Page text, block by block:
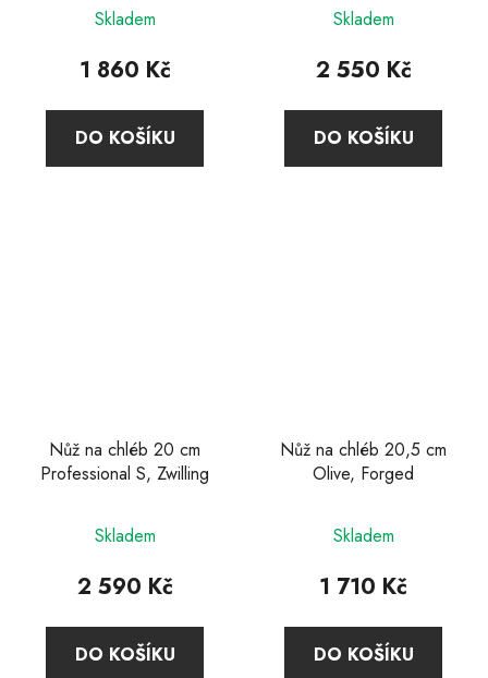
Skladem
1 860 Kč
DO KOŠÍKU
Skladem
2 550 Kč
DO KOŠÍKU
Nůž na chléb 20 cm
Professional S, Zwilling
hodnocení
produktu
4,8
z
Skladem
2 590 Kč
DO KOŠÍKU
Nůž na chléb 20,5 cm
Olive, Forged
Skladem
1 710 Kč
DO KOŠÍKU